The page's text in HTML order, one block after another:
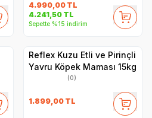
4.990,00 TL
4.241,50 TL
Sepette %15 indirim
Reflex Kuzu Etli ve Pirinçli
Yavru Köpek Maması 15kg
(0)
1.899,00 TL